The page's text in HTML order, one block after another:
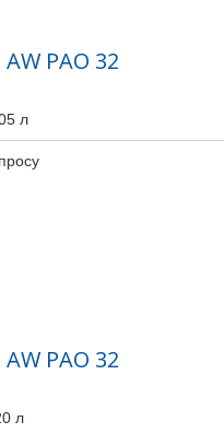
PAO 32
л
PAO 32
л